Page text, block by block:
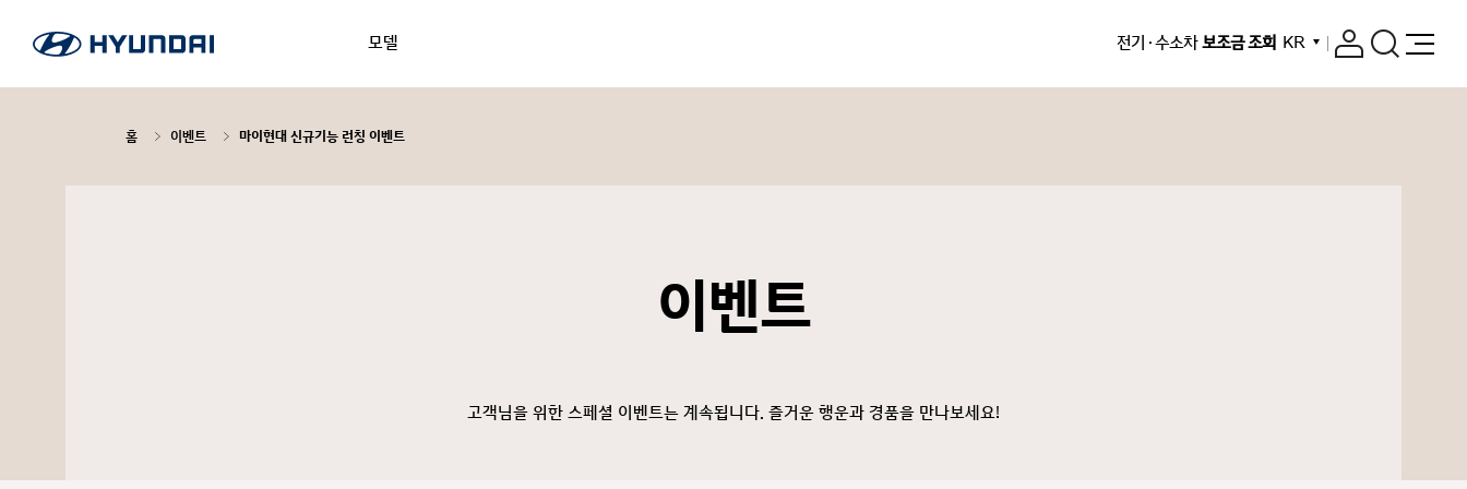
모델 전기 · 수소차보조금 조회 KR
홈 이벤트 마이현대 신규기능 런칭 이벤트
이벤트
고객님을 위한 스페셜 이벤트는 계속됩니다. 즐거운 행운과 경품을 만나보세요!